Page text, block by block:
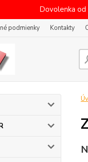
Dovolenka
podmienky Kontakty